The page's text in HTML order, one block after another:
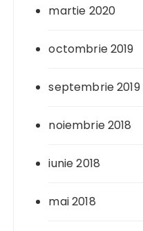
martie 2020
octombrie 2019
septembrie 2019
noiembrie 2018
iunie 2018
mai 2018